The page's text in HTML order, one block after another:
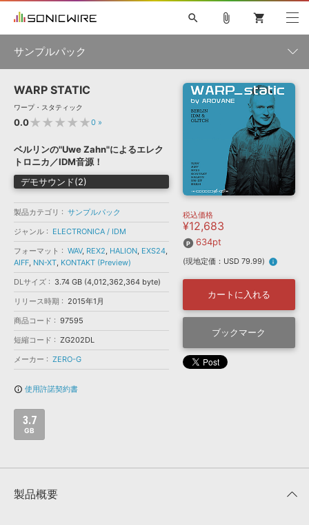
ソフト音源 »
プラグイン・エフェクト »
サンプルパック »
ソフトウェア／ツール »
DAW »
効果音 »
BGM »
キャンペーン »
特集 »
ニュースレター »
SONICWIREブログ »
製品サポート情報 »
DTMガイド »
FAQ »
お問い合わせ »
音楽カード
楽曲配信流通 サービス
無償のサウンド管理ソフト
APS
search
初音ミク NT 鏡音リン・レン V4X 巡音ルカ V4X
MEIKO V3
KAITO V3
TOONTRACK
SPITFIRE AUDIO
VIENNA
EZ DRUMMER 3
ライセンスフリーBGM
サンプルパックを試そう
ボーカル抜き出し
DUBSTEP
ELECTRONICA
MUTANT
ROUTER.FM
ソフト音源 プラグイン・エフェクト
ソフトウェア／ツール DAW 効果音
attach_file shopping_cart
サンプルパック
製品一覧
ジャンル
フォーマット
ランキング
WARP STATIC
ワープ・スタティック
0.0★★★★★0 »
ベルリンの"Uwe Zahn"によるエレク
トロニカ／IDM音源！
デモサウンド(2)
製品カテゴリ
サンプルパック
ジャンル
ELECTRONICA / IDM
フォーマット
WAV, REX2, HALION, EXS24,
AIFF, NN-XT, KONTAKT (Preview)
DLサイズ
3.74 GB (4,012,362,364 byte)
リリース時期
2015年1月
商品コード
97595
短縮コード
ZG202DL
メーカー
ZERO-G
info_outline 使用許諾契約書
3.7
GB
税込価格
¥12,683
634pt
(現地定価：USD 79.99) info
カートに入れる
ブックマーク
製品概要